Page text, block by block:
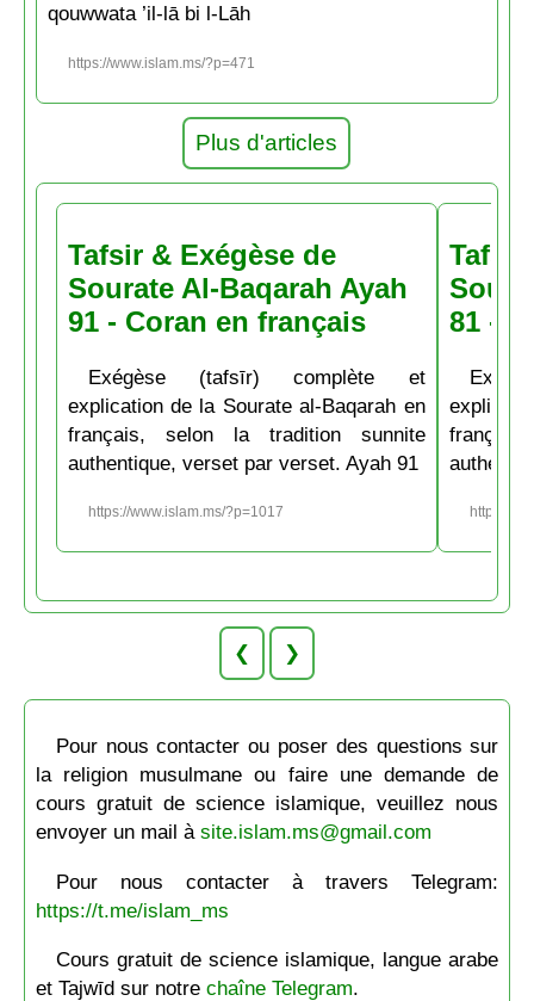
qouwwata ’il-lā bi l-Lāh
https://www.islam.ms/?p=471
Plus d'articles
Tafsir & Exégèse de
Sourate Al-Baqarah Ayah
91 - Coran en français
Exégèse (tafsīr) complète et
explication de la Sourate al-Baqarah en
français, selon la tradition sunnite
authentique, verset par verset. Ayah 91
https://www.islam.ms/?p=1017
Tafsir
81 -
https://
❮ ❯
Pour nous contacter ou poser des questions sur
la religion musulmane ou faire une demande de
cours gratuit de science islamique, veuillez nous
envoyer un mail à site.islam.ms@gmail.com
Pour nous contacter à travers Telegram:
https://t.me/islam_ms
Cours gratuit de science islamique, langue arabe
et Tajwīd sur notre chaîne Telegram.